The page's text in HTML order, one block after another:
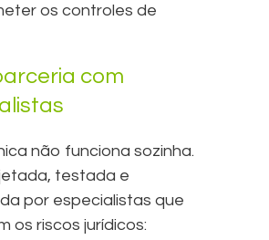
os controles de
com
não funciona sozinha.
testada e
por especialistas que
os riscos jurídicos: